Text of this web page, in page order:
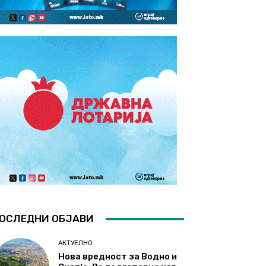
ОБЈАВИ
АКТУЕЛНО
Нова вредност за Водно и